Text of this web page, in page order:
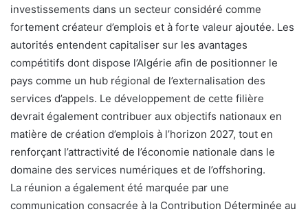
investissements dans un secteur considéré comme
fortement créateur d’emplois et à forte valeur ajoutée. Les
autorités entendent capitaliser sur les avantages
compétitifs dont dispose l’Algérie afin de positionner le
pays comme un hub régional de l’externalisation des
services d’appels. Le développement de cette filière
devrait également contribuer aux objectifs nationaux en
matière de création d’emplois à l’horizon 2027, tout en
renforçant l’attractivité de l’économie nationale dans le
domaine des services numériques et de l’offshoring.
La réunion a également été marquée par une
communication consacrée à la Contribution Déterminée au